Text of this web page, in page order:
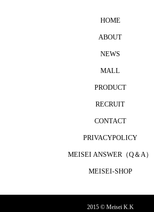
HOME
ABOUT
NEWS
MALL
PRODUCT
RECRUIT
CONTACT
PRIVACYPOLICY
MEISEI ANSWER（Q＆A）
MEISEI-SHOP
2015 © Meisei K.K